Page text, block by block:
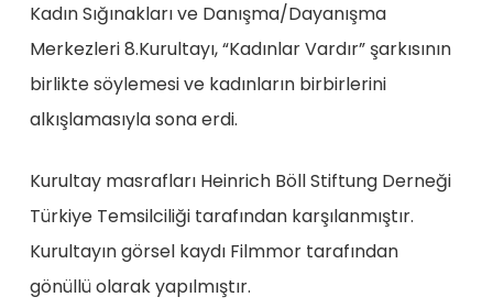
Kadın Sığınakları ve Danışma/Dayanışma
Merkezleri 8.Kurultayı, “Kadınlar Vardır” şarkısının
birlikte söylemesi ve kadınların birbirlerini
alkışlamasıyla sona erdi.
Kurultay masrafları Heinrich Böll Stiftung Derneği
Türkiye Temsilciliği tarafından karşılanmıştır.
Kurultayın görsel kaydı Filmmor tarafından
gönüllü olarak yapılmıştır.